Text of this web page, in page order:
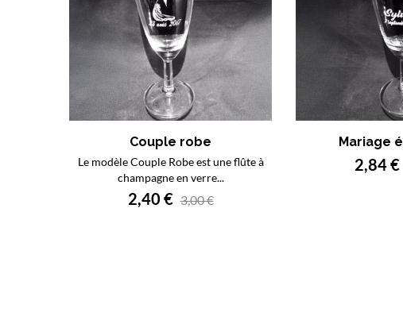
Couple robe
Le modèle Couple Robe est une flûte à
champagne en verre...
2,40 € 3,00 €
Mariage
2,84 €